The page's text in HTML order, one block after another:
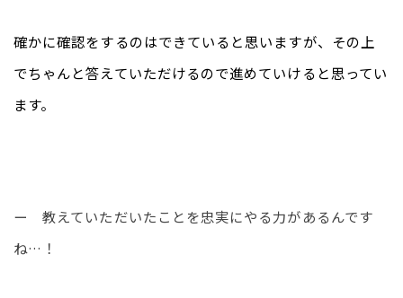
確かに確認をするのはできていると思いますが、その上
でちゃんと答えていただけるので進めていけると思ってい
ます。
ー　教えていただいたことを忠実にやる力があるんです
ね…！